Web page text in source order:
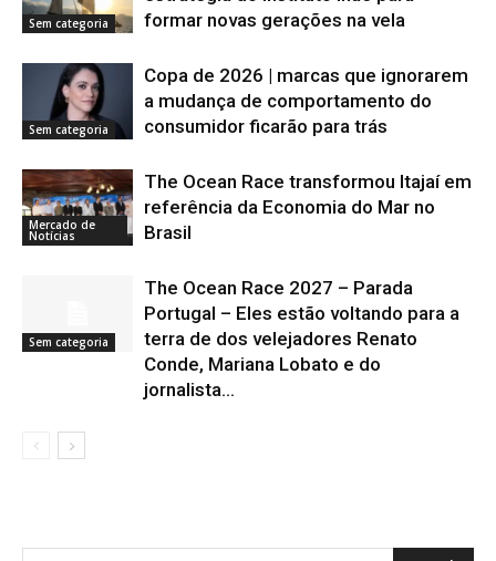
Sem categoria
formar novas gerações na vela
Sem categoria
Copa de 2026 | marcas que ignorarem
a mudança de comportamento do
consumidor ficarão para trás
Mercado de
Notícias
The Ocean Race transformou Itajaí em
referência da Economia do Mar no
Brasil
Sem categoria
The Ocean Race 2027 – Parada
Portugal – Eles estão voltando para a
terra de dos velejadores Renato
Conde, Mariana Lobato e do
jornalista...